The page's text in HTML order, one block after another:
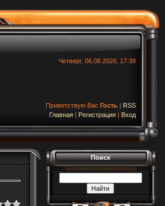
Четверг, 06.08.2026, 17:39
Приветствую Вас Гость | RSS
Главная | Регистрация | Вход
Поиск